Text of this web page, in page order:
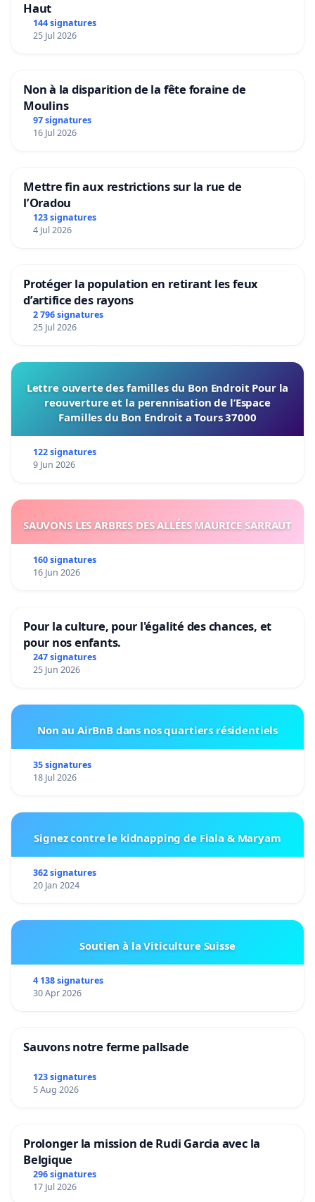
Haut
144 signatures
25 Jul 2026
Non à la disparition de la fête foraine de
Moulins
97 signatures
16 Jul 2026
Mettre fin aux restrictions sur la rue de
l’Oradou
123 signatures
4 Jul 2026
Protéger la population en retirant les feux
d’artifice des rayons
2 796 signatures
25 Jul 2026
Lettre ouverte des familles du Bon Endroit Pour la
reouverture et la perennisation de l’Espace
Familles du Bon Endroit a Tours 37000
122 signatures
9 Jun 2026
SAUVONS LES ARBRES DES ALLÉES MAURICE SARRAUT
160 signatures
16 Jun 2026
Pour la culture, pour l'égalité des chances, et
pour nos enfants.
247 signatures
25 Jun 2026
Non au AirBnB dans nos quartiers résidentiels
35 signatures
18 Jul 2026
Signez contre le kidnapping de Fiala & Maryam
362 signatures
20 Jan 2024
Soutien à la Viticulture Suisse
4 138 signatures
30 Apr 2026
Sauvons notre ferme pallsade
123 signatures
5 Aug 2026
Prolonger la mission de Rudi Garcia avec la
Belgique
296 signatures
17 Jul 2026